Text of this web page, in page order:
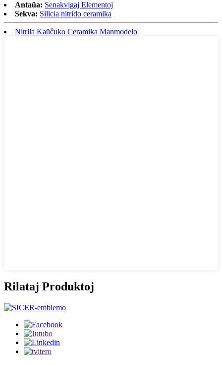
Antaŭa: Senakvigaj Elementoj
Sekva: Silicia nitrido ceramika
Nitrila Kaŭĉuko Ceramika Manmodelo
Rilataj Produktoj